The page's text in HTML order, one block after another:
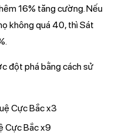
16% tăng cường. Nếu
không quá 40, thì Sát
đột phá bằng cách sử
Cực Bắc x3
Cực Bắc x9